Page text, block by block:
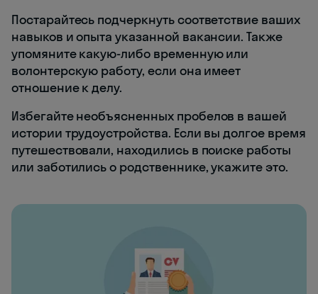
Постарайтесь подчеркнуть соответствие ваших
навыков и опыта указанной вакансии. Также
упомяните какую-либо временную или
волонтерскую работу, если она имеет
отношение к делу.
Избегайте необъясненных пробелов в вашей
истории трудоустройства. Если вы долгое время
путешествовали, находились в поиске работы
или заботились о родственнике, укажите это.